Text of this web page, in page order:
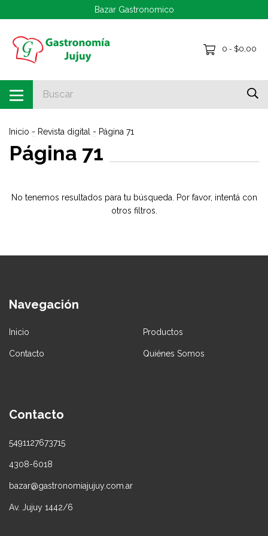
Bazar Gastronomico
0 - $0,00
Inicio - Revista digital - Página 71
Página 71
No tenemos resultados para tu búsqueda. Por favor, intentá con
otros filtros.
Navegación
Inicio Productos
Contacto Quiénes Somos
Contacto
5491127673715
4308-6018
bazar@gastronomiajujuy.com.ar
Av. Jujuy 1442/6